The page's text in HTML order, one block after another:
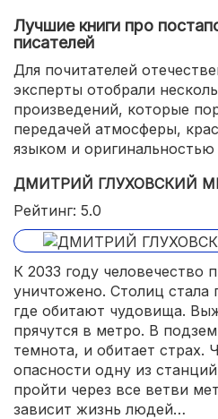
Лучшие книги про
писателей
Для почитателей
эксперты отобрали
произведений, которые
передачей атмосферы,
языком и
ДМИТРИЙ ГЛУХОВСКИЙ
Рейтинг: 5.0
К 2033 году человечество
уничтожено. Столиц стала
где обитают чудовища.
прячутся в метро. В
темнота, и обитает страх.
опасности одну из
пройти через все ветви
зависит жизнь людей…